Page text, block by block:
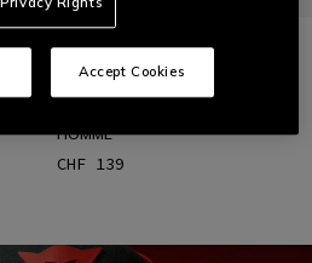
REACTO CARBON SHORT -
HOMME
CHF 139
Accept Cookies